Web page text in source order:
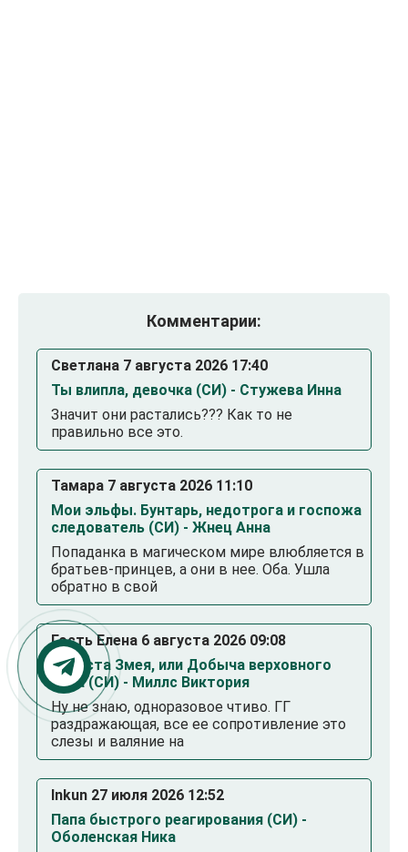
Комментарии:
Светлана 7 августа 2026 17:40
Ты влипла, девочка (СИ) - Стужева Инна
Значит они растались??? Как то не
правильно все это.
Тамара 7 августа 2026 11:10
Мои эльфы. Бунтарь, недотрога и госпожа
следователь (СИ) - Жнец Анна
Попаданка в магическом мире влюбляется в
братьев-принцев, а они в нее. Оба. Ушла
обратно в свой
Гость Елена 6 августа 2026 09:08
Невеста Змея, или Добыча верховного
Нага (СИ) - Миллс Виктория
Ну не знаю, одноразовое чтиво. ГГ
раздражающая, все ее сопротивление это
слезы и валяние на
Inkun 27 июля 2026 12:52
Папа быстрого реагирования (СИ) -
Оболенская Ника